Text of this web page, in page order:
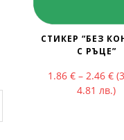
СТИКЕР “БЕЗ
С РЪЦЕ”
1.86€ – 2.46€
4.81 лв.)